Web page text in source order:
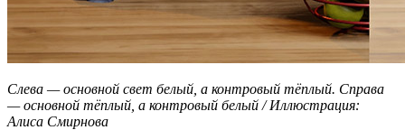
Слева — основной свет белый, а контровый тёплый. Справа
— основной тёплый, а контровый белый / Иллюстрация:
Алиса Смирнова